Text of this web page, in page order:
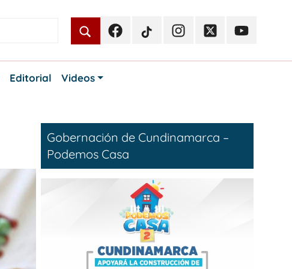
FacebookTikTokInstagramTwitterYoutube
Editorial Videos
Gobernación de Cundinamarca –
Podemos Casa